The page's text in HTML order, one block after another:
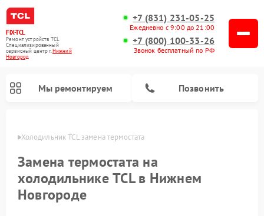
FIX-TCL
Ремонт устройств TCL
Специализированный
cервисный центр г.Нижний
Новгород
+7 (831) 231-05-25
Ежедневно с 9:00 до 21:00
+7 (800) 100-33-26
Звонок бесплатный по РФ
Мы ремонтируем Позвонить
Холодильник TCL замена термостата
Замена термостата на
холодильнике TCL в Нижнем
Новгороде